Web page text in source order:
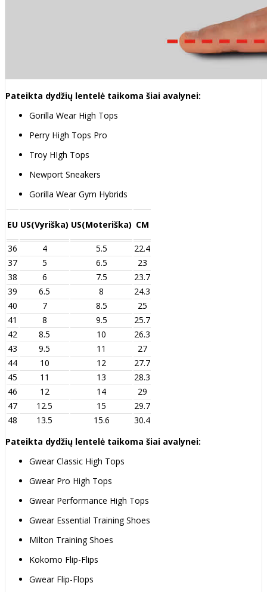
Pateikta dydžių lentelė taikoma šiai avalynei:
Gorilla Wear High Tops
Perry High Tops Pro
Troy HIgh Tops
Newport Sneakers
Gorilla Wear Gym Hybrids
EU US(Vyriška) US(Moteriška) CM
36 4 5.5
22.4
37
5 6.5
23
38
6 7.5
23.7
39
6.5 8
24.3
40
7 8.5
25
41
8 9.5
25.7
42
8.5 10
26.3
43
9.5 11
27
44
10 12
27.7
45
11 13
28.3
46
12 14
29
47
12.5 15
29.7
48
13.5 15.6
30.4
Pateikta dydžių lentelė taikoma šiai avalynei:
Gwear Classic High Tops
Gwear Pro High Tops
Gwear Performance High Tops
Gwear Essential Training Shoes
Milton Training Shoes
Kokomo Flip-Flips
Gwear Flip-Flops